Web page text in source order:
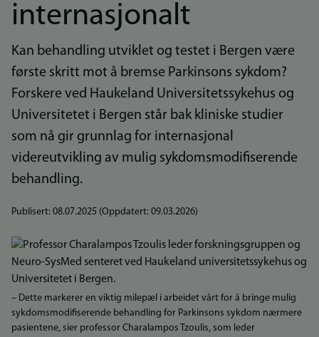
internasjonalt
Kan behandling utviklet og testet i Bergen være
første skritt mot å bremse Parkinsons sykdom?
Forskere ved Haukeland Universitetssykehus og
Universitetet i Bergen står bak kliniske studier
som nå gir grunnlag for internasjonal
videreutvikling av mulig sykdomsmodifiserende
behandling.
Publisert: 08.07.2025 (Oppdatert: 09.03.2026)
– Dette markerer en viktig milepæl i arbeidet vårt for å bringe mulig
sykdomsmodifiserende behandling for Parkinsons sykdom nærmere
pasientene, sier professor Charalampos Tzoulis, som leder